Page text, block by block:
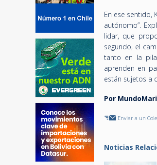
En ese sentido,
autónomo”.
lidar, que
segundo, el
tanto en la
aprenden en
están sujetos a
Por
Enviar a un
Noticias